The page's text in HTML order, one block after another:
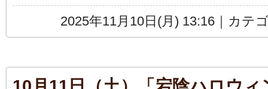
2025年11月10日(月) 13:16｜カテ